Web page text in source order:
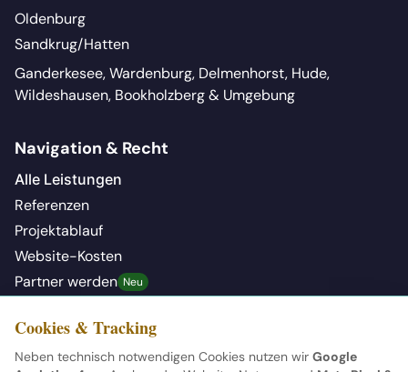
Oldenburg
Sandkrug/Hatten
Ganderkesee, Wardenburg, Delmenhorst, Hude,
Wildeshausen, Bookholzberg & Umgebung
Navigation & Recht
Alle Leistungen
Referenzen
Projektablauf
Website-Kosten
Partner werden Neu
Datenschutz
Cookies & Tracking
Neben technisch notwendigen Cookies nutzen wir Google